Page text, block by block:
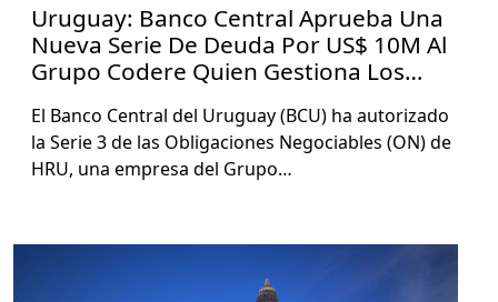
Uruguay: Banco Central Aprueba Una
Nueva Serie De Deuda Por US$ 10M Al
Grupo Codere Quien Gestiona Los
El Ban­co Cen­tral del Uruguay (BCU) ha autor­iza­do
la Serie 3 de las Obliga­ciones Nego­cia­bles (ON) de
HRU, una empre­sa del Grupo…